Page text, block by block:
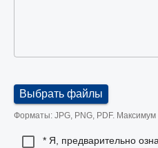
Выбрать файлы
Форматы: JPG, PNG, PDF.
* Я, предварительно